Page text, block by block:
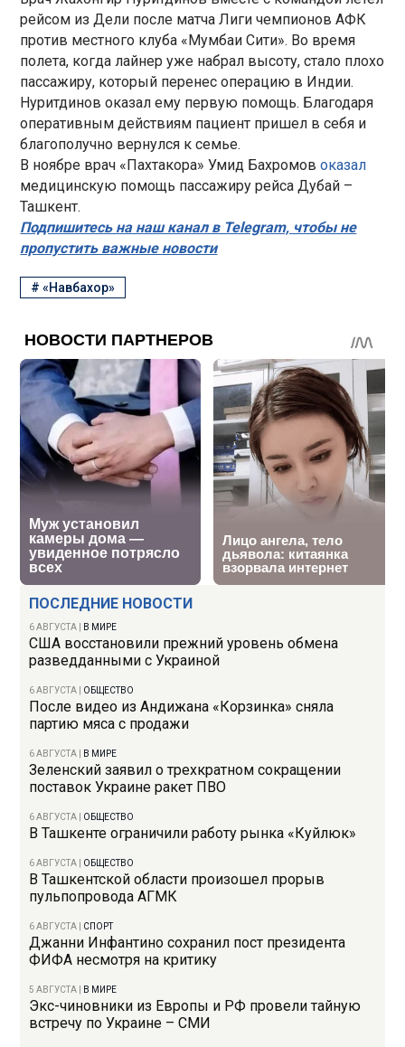
ПОСЛЕДНИЕ НОВОСТИ
6 АВГУСТА В МИРЕ
США восстановили прежний уровень обмена
разведданными с Украиной
6 АВГУСТА ОБЩЕСТВО
После видео из Андижана «Корзинка» сняла
партию мяса с продажи
6 АВГУСТА В МИРЕ
Зеленский заявил о трехкратном сокращении
поставок Украине ракет ПВО
6 АВГУСТА ОБЩЕСТВО
В Ташкенте ограничили работу рынка «Куйлюк»
6 АВГУСТА ОБЩЕСТВО
В Ташкентской области произошел прорыв
пульпопровода АГМК
6 АВГУСТА СПОРТ
Джанни Инфантино сохранил пост президента
ФИФА несмотря на критику
5 АВГУСТА В МИРЕ
Экс-чиновники из Европы и РФ провели тайную
встречу по Украине – СМИ
рейсом из Дели после матча Лиги чемпионов АФК
против местного клуба «Мумбаи Сити». Во время
полета, когда лайнер уже набрал высоту, стало плохо
пассажиру, который перенес операцию в Индии.
Нуритдинов оказал ему первую помощь. Благодаря
оперативным действиям пациент пришел в себя и
благополучно вернулся к семье.
В ноябре врач «Пахтакора» Умид Бахромовоказал
медицинскую помощь пассажиру рейса Дубай –
Ташкент.
Подпишитесь на наш канал в Telegram, чтобы не
пропустить важные новости
#«Навбахор»